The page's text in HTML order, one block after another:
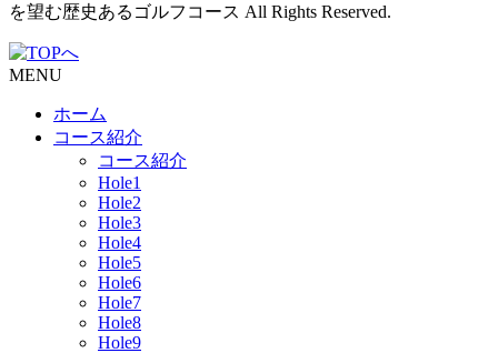
を望む歴史あるゴルフコース All Rights Reserved.
MENU
ホーム
コース紹介
コース紹介
Hole1
Hole2
Hole3
Hole4
Hole5
Hole6
Hole7
Hole8
Hole9